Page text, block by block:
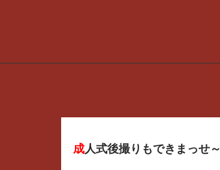
成人式後撮りもできまっせ～